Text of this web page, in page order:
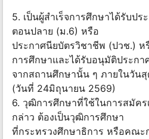
5. เป็นผู้สำเร็จการศึกษาได้รับป
ตอนปลาย (ม.6) หรือ
ประกาศนียบัตรวิชาชีพ (ปวช.) หรื
การศึกษาและได้รับอนุมัติประกา
จากสถานศึกษานั้น ๆ ภายในวัน
(วันที่ 24มิถุนายน 2569)
6. วุฒิการศึกษาที่ใช้ในการสมัค
กล่าว ต้องเป็นวุฒิการศึกษา
ที่กระทรวงศึกษาธิการ หรือคณะ